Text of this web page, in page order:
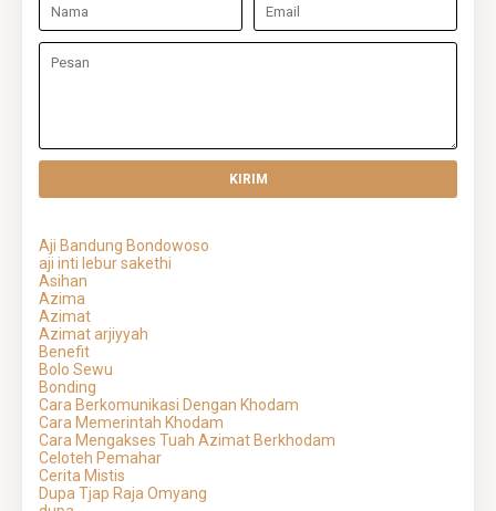
Aji Bandung Bondowoso
aji inti lebur sakethi
Asihan
Azima
Azimat
Azimat arjiyyah
Benefit
Bolo Sewu
Bonding
Cara Berkomunikasi Dengan Khodam
Cara Memerintah Khodam
Cara Mengakses Tuah Azimat Berkhodam
Celoteh Pemahar
Cerita Mistis
Dupa Tjap Raja Omyang